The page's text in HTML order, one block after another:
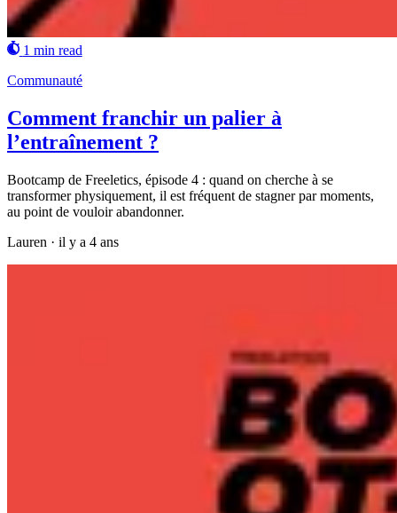
1 min read
Communauté
Comment franchir un palier à
l’entraînement ?
Bootcamp de Freeletics, épisode 4 : quand on cherche à se
transformer physiquement, il est fréquent de stagner par moments,
au point de vouloir abandonner.
Lauren · il y a 4 ans